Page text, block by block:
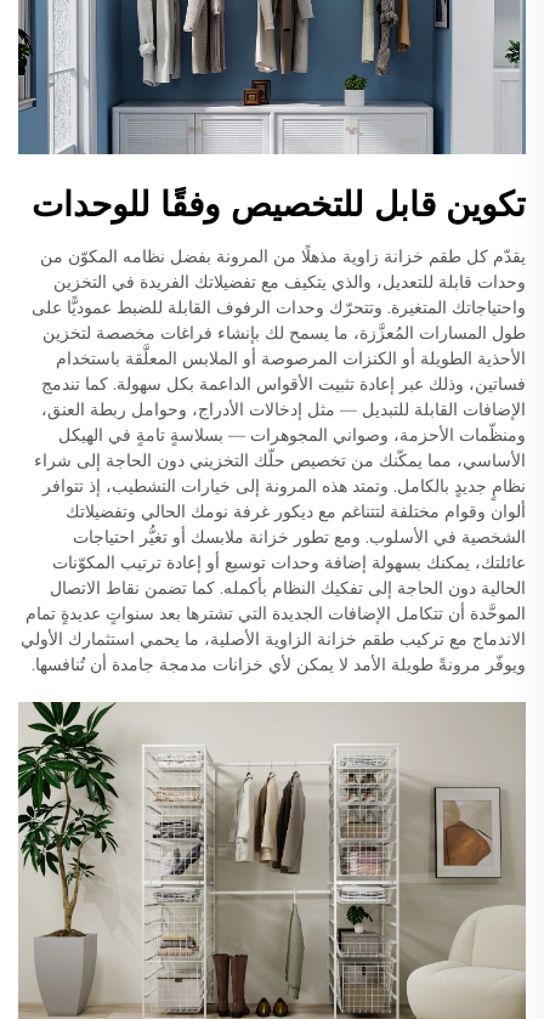
تكوين قابل للتخصيص وفقًا للوحدات
يقدّم كل طقم خزانة زاوية مذهلًا من المرونة بفضل نظامه المكوّن من
وحدات قابلة للتعديل، والذي يتكيف مع تفضيلاتك الفريدة في التخزين
واحتياجاتك المتغيرة. وتتحرّك وحدات الرفوف القابلة للضبط عموديًّا على
طول المسارات المُعزَّزة، ما يسمح لك بإنشاء فراغات مخصصة لتخزين
الأحذية الطويلة أو الكنزات المرصوصة أو الملابس المعلَّقة باستخدام
فساتين، وذلك عبر إعادة تثبيت الأقواس الداعمة بكل سهولة. كما تندمج
الإضافات القابلة للتبديل — مثل إدخالات الأدراج، وحوامل ربطة العنق،
ومنظّمات الأحزمة، وصواني المجوهرات — بسلاسةٍ تامةٍ في الهيكل
الأساسي، مما يمكّنك من تخصيص حلّك التخزيني دون الحاجة إلى شراء
نظامٍ جديدٍ بالكامل. وتمتد هذه المرونة إلى خيارات التشطيب، إذ تتوافر
ألوان وقوام مختلفة لتتناغم مع ديكور غرفة نومك الحالي وتفضيلاتك
الشخصية في الأسلوب. ومع تطور خزانة ملابسك أو تغيُّر احتياجات
عائلتك، يمكنك بسهولة إضافة وحدات توسيع أو إعادة ترتيب المكوّنات
الحالية دون الحاجة إلى تفكيك النظام بأكمله. كما تضمن نقاط الاتصال
الموحَّدة أن تتكامل الإضافات الجديدة التي تشترها بعد سنواتٍ عديدةٍ تمام
الاندماج مع تركيب طقم خزانة الزاوية الأصلية، ما يحمي استثمارك الأولي
ويوفّر مرونةً طويلة الأمد لا يمكن لأي خزانات مدمجة جامدة أن تُنافسها.